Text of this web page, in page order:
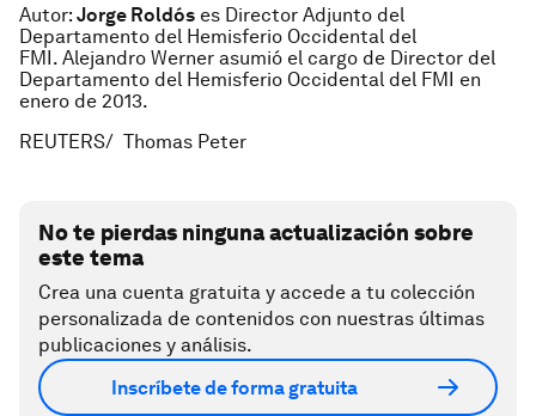
Autor: Jorge Roldós es Director Adjunto del
Departamento del Hemisferio Occidental del
FMI. Alejandro Werner asumió el cargo de Director del
Departamento del Hemisferio Occidental del FMI en
enero de 2013.
REUTERS/ Thomas Peter
No te pierdas ninguna actualización sobre
este tema
Crea una cuenta gratuita y accede a tu colección
personalizada de contenidos con nuestras últimas
publicaciones y análisis.
Inscríbete de forma gratuita